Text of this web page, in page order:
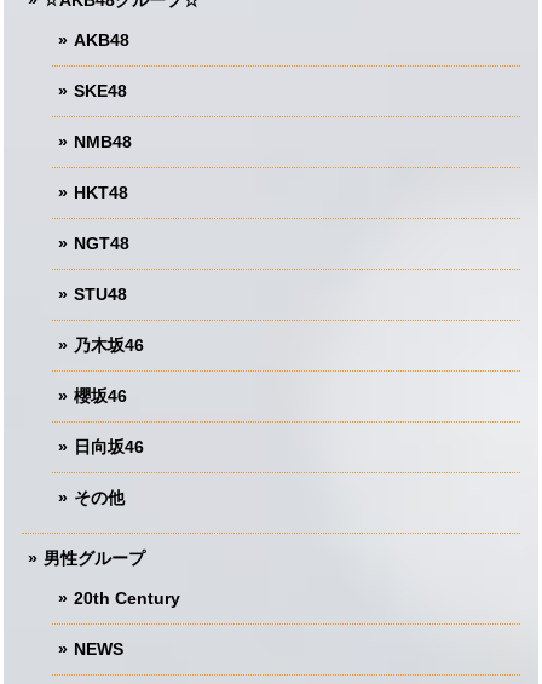
AKB48
SKE48
NMB48
HKT48
NGT48
STU48
乃木坂46
櫻坂46
日向坂46
その他
男性グループ
20th Century
NEWS